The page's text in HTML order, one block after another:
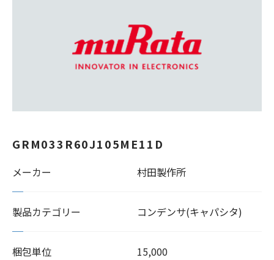
GRM033R60J105ME11D
メーカー 村田製作所
製品カテゴリー コンデンサ(キャパシタ)
梱包単位 15,000